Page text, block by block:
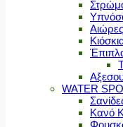
Αιώρες
WATER
Κανό